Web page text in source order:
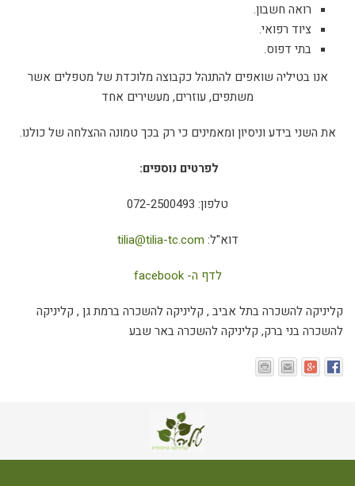
רואה חשבון.
ציוד רפואי.
בתי דפוס.
אנו בטיליה שואפים להתנהל כקבוצה מלוכדת של מטפלים אשר
משתפים, עוזרים, מעשירים אחד
את השני בידע וניסיון ומאמינים כי רק בכך טמונה ההצלחה של כולנו.
לפרטים נוספים:
טלפון: 072-2500493
דוא"ל: tilia@tilia-tc.com
לדף ה- facebook
קליניקה להשכרה בתל אביב , קליניקה להשכרה ברמת גן , קליניקה
להשכרה בני ברק, קליניקה להשכרה באר שבע